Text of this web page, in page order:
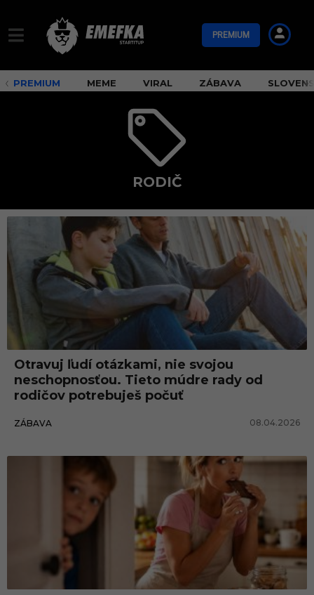
PREMIUM
PREMIUM MEME VIRAL ZÁBAVA
RODIČ
r
o
d
č
Otravuj ľudí otázkami, nie svojou
neschopnosťou. Tieto múdre rady od
rodičov potrebuješ počuť
ZÁBAVA 08.04.2026